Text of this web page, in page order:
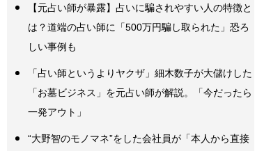
【元占い師が暴露】占いに騙されやすい人の特徴と
は？道端の占い師に「500万円騙し取られた」恐ろ
しい事例も
「占い師というよりヤクザ」細木数子が大儲けした
「お墓ビジネス」を元占い師が解説。「今だったら
一発アウト」
“大野智のモノマネ”をした会社員が「本人から直接